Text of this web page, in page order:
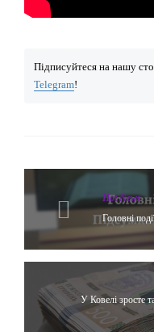
Підписуйтеся на нашу
Telegram!
Hot News
Головні
У Ковелі зросте